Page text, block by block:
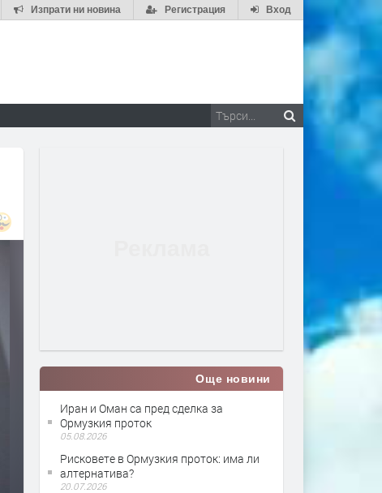
Вход
Регистрация
Изпрати ни новина
Още новини
Иран и Оман са пред сделка за
Ормузкия проток
05.08.2026
Рисковете в Ормузкия проток: има ли
алтернатива?
20.07.2026